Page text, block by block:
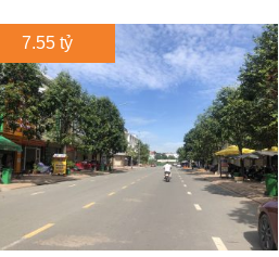
7.55 tỷ